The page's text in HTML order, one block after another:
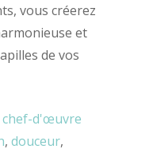
vous créerez
et
de vos
chef-d'œuvre
, douceur,